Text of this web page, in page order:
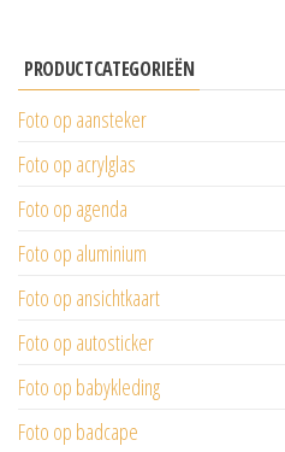
PRODUCTCATEGORIEËN
Foto op aansteker
Foto op acrylglas
Foto op agenda
Foto op aluminium
Foto op ansichtkaart
Foto op autosticker
Foto op babykleding
Foto op badcape